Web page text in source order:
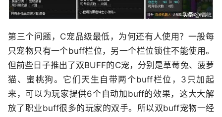
第三个问题，C宠品级最低，为何还有人使用？一般每
只宠物只有一个buff栏位，另一个栏位锁住不能使用。
但前些日子推出了双BUFF的C宠，分别是草莓兔、菠萝
猫、蜜桃狗。它们天生自带两个buff栏位，3只加起
来，可以为玩家提供6个自动加buff的效果，这大大解
放了职业buff很多的玩家的双手。所以双buff宠物一经